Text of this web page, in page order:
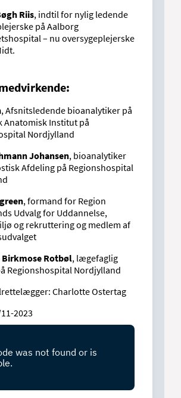
Riis, indtil for nylig ledende
på Aalborg
– nu oversygeplejerske
, Afsnitsledende bioanalytiker på
Anatomisk Institut på
Nordjylland
Johansen, bioanalytiker
Afdeling på Regionshospital
, formand for Region
Udvalg for Uddannelse,
og rekruttering og medlem af
Rotbøl, lægefaglig
Regionshospital Nordjylland
Charlotte Ostertag
2023